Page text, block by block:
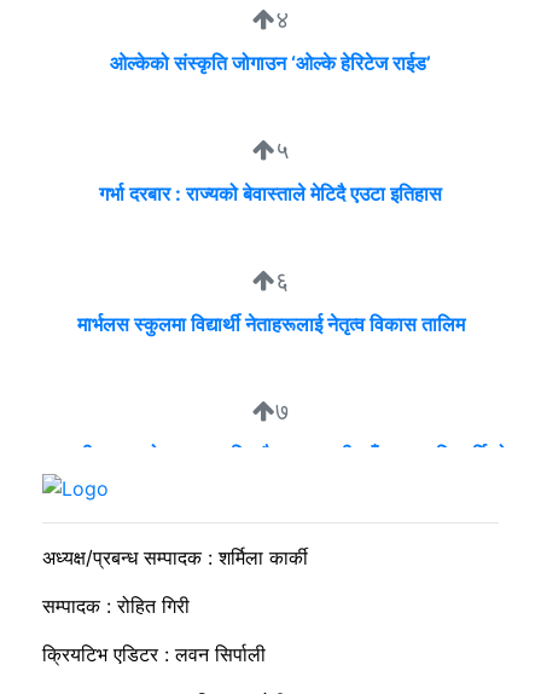
४
ओल्केको संस्कृति जोगाउन ‘ओल्के हेरिटेज राईड’
५
गर्भा दरबार : राज्यको बेवास्ताले मेटिदै एउटा इतिहास
६
मार्भलस स्कुलमा विद्यार्थी नेताहरूलाई नेतृत्व विकास तालिम
७
व्यवसायी मुन्दडाको घरमा एकाबिहानै खानतलासी, पाँच घन्टापछि फर्कियो
अध्यक्ष/प्रबन्ध सम्पादक : शर्मिला कार्की
सम्पादक : रोहित गिरी
क्रियटिभ एडिटर : लवन सिर्पाली